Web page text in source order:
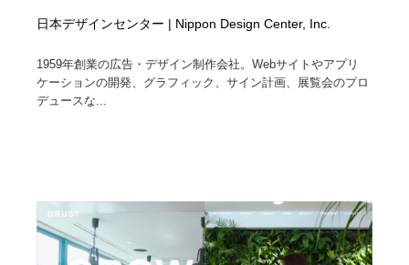
日本デザインセンター | Nippon Design Center, Inc.
1959年創業の広告・デザイン制作会社。Webサイトやアプリ
ケーションの開発、グラフィック、サイン計画、展覧会のプロ
デュースな...